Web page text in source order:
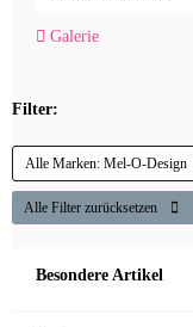
Galerie
Filter:
Alle Marken: Mel-O-Design
Alle Filter zurücksetzen
Besondere Artikel